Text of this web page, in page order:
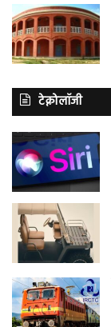
टेक्नोलॉजी